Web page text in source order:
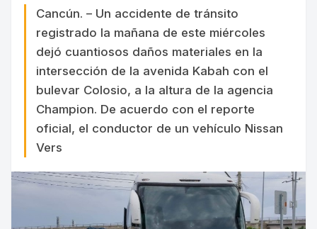
Cancún. – Un accidente de tránsito
registrado la mañana de este miércoles
dejó cuantiosos daños materiales en la
intersección de la avenida Kabah con el
bulevar Colosio, a la altura de la agencia
Champion. De acuerdo con el reporte
oficial, el conductor de un vehículo Nissan
Vers